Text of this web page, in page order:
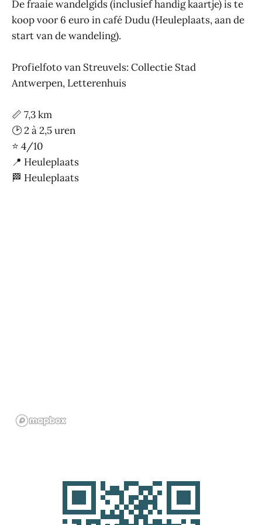
De fraaie wandelgids (inclusief handig kaartje) is te
koop voor 6 euro in café Dudu (Heuleplaats, aan de
start van de wandeling).
Profielfoto van Streuvels: Collectie Stad
Antwerpen, Letterenhuis
📏 7,3 km
🕑 2 à 2,5 uren
⭐ 4/10
📍 Heuleplaats
🏁 Heuleplaats